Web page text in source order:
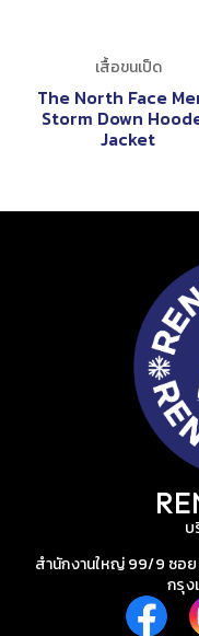
เสื้อขนเป็ด
The North Face
Storm Down
Jacket
บ
สำนักงานใหญ่ 99/9 ซอย
กรุง